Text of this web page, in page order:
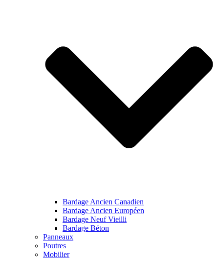
Bardage Ancien Canadien
Bardage Ancien Européen
Bardage Neuf Vieilli
Bardage Béton
Panneaux
Poutres
Mobilier